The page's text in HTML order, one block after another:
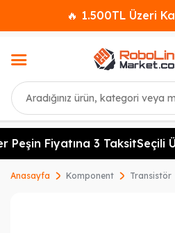
🔥 1.500TL Üzeri
Ara
Peşin Fiyatına 3 TaksitSeçili
Anasayfa Komponent Transistör